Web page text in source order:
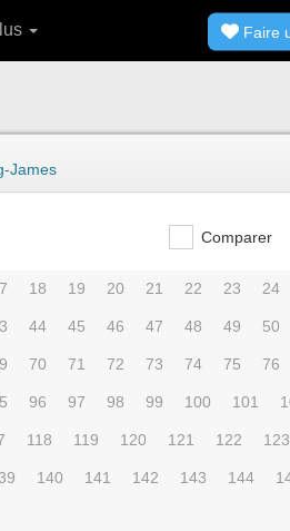
Faire
James
Comparer
18 19 20 21 22 23 24
44 45 46 47 48 49 50
70 71 72 73 74 75 76
96 97 98 99 100 101
118 119 120 121 122 123
140 141 142 143 144